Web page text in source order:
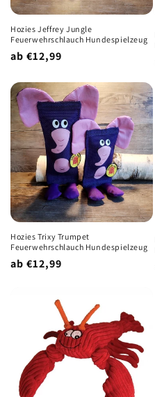
Hozies Jeffrey Jungle
Feuerwehrschlauch Hundespielzeug
Normaler
ab €12,99
Hozies Trixy Trumpet
Feuerwehrschlauch Hundespielzeug
Normaler
ab €12,99